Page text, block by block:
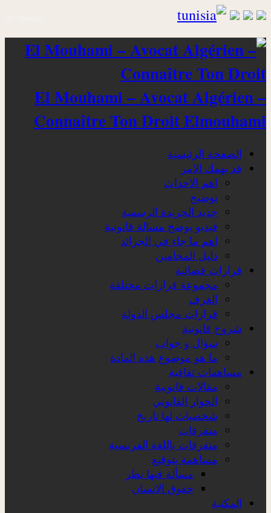
El Mouhami – Avocat Algérien –
Connaître Ton Droit Elmouhami
الصفحة الرئيسية
قد يهمك الامر
اهم الاحداث
توضيح
جديد الجريدة الرسمية
فيديو يوضح مسالة قانونية
اهم ما جاء في الجرائد
دليل المحامين
قرارات قضائية
مجموعة قرارات مختلفة
الغرف
قرارات مجلس الدولة
شروح قانونية
سؤال و جواب
ما هو موضوع هذه المادة
مساهمات ثقافية
مقالات قانونية
الحوار القانوني
شخصيات لها تاريخ
متفرقات
متفرقات باللغة الفرنسية
مساهمة بتوقيع
مسألة فيها نظر
حقوق الانسان
المكتبة